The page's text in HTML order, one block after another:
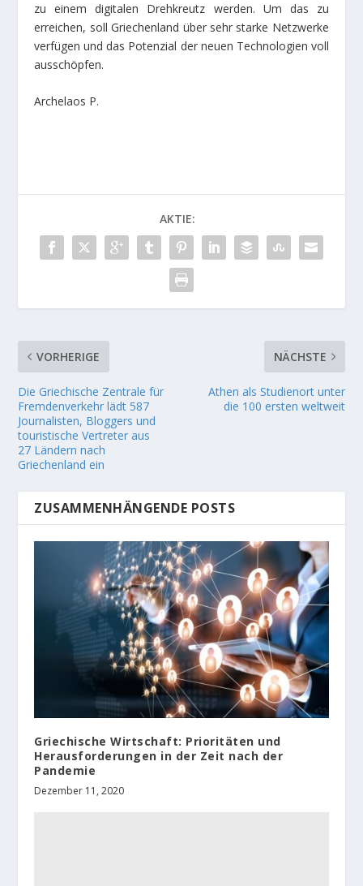
zu einem digitalen Drehkreutz werden. Um das zu
erreichen, soll Griechenland über sehr starke Netzwerke
verfügen und das Potenzial der neuen Technologien voll
ausschöpfen.
Archelaos P.
AKTIE:
VORHERIGE
Die Griechische Zentrale für
Fremdenverkehr lädt 587
Journalisten, Bloggers und
touristische Vertreter aus
27 Ländern nach
Griechenland ein
NÄCHSTE
Athen als Studienort unter
die 100 ersten weltweit
ZUSAMMENHÄNGENDE POSTS
Griechische Wirtschaft: Prioritäten und
Herausforderungen in der Zeit nach der
Pandemie
Dezember 11, 2020